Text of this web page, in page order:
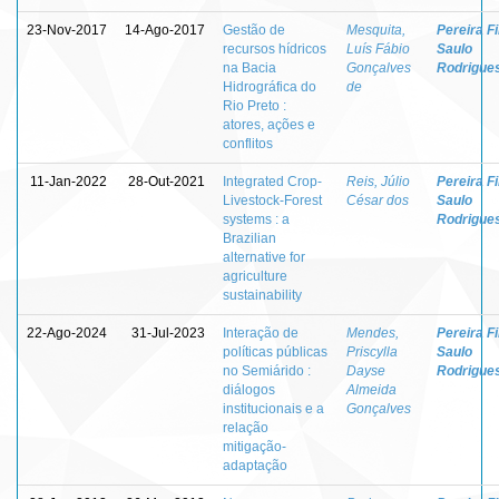
23-Nov-2017 14-Ago-2017
Gestão de
recursos hídricos
na Bacia
Hidrográfica do
Rio Preto :
atores, ações e
conflitos
Mesquita,
Luís Fábio
Gonçalves
de
Pereira
Saulo
11-Jan-2022 28-Out-2021
Integrated Crop-
Livestock-Forest
systems : a
Brazilian
alternative for
agriculture
sustainability
Reis, Júlio
César dos
Pereira
Saulo
22-Ago-2024 31-Jul-2023
Interação de
políticas públicas
no Semiárido :
diálogos
institucionais e a
relação
mitigação-
adaptação
Mendes,
Priscylla
Dayse
Almeida
Gonçalves
Pereira
Saulo